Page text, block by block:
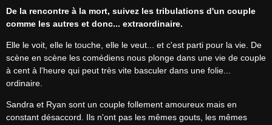
De la rencontre à la mort, suivez les tribulations d'un couple
comme les autres et donc... extraordinaire.
Elle le voit, elle le touche, elle le veut... et c'est parti pour la vie. De
scène en scène les comédiens nous plonge dans une vie de couple
à cent à l'heure qui peut très vite basculer dans une folie...
ordinaire.
Sandra et Ryan sont un couple follement amoureux mais en
constant désaccord. Ils n'ont pas les mêmes gouts, les mêmes